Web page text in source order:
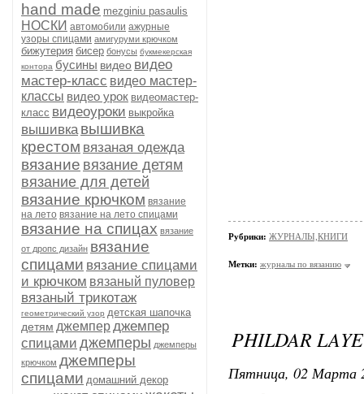
hand made mezginiu pasaulis
НОСКИ автомобили ажурные
узоры спицами амигуруми крючком
бижутерия бисер бонусы букмекерская
контора бусины видео видео
мастер-класс видео мастер-
классы видео урок видеомастер-
класс видеоуроки выкройка
вышивка вышивка
крестом вязаная одежда
вязание вязание детям
вязание для детей
вязание крючком вязание
на лето вязание на лето спицами
вязание на спицах вязание
от дропс дизайн вязание
спицами вязание спицами
и крючком вязаный пуловер
вязаный трикотаж
геометрический узор детская шапочка
детям джемперджемпер
спицами джемперы джемперы
крючком джемперы
спицами домашний декор
Рубрики: ЖУРНАЛЫ,КНИГИ
Метки: журналы по вязанию
PHILDAR
Пятница, 02 Марта